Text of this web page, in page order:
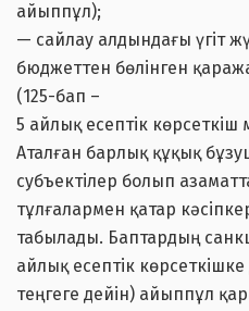
айыппұл);
— сайлау алдындағы үгіт
бюджеттен бөлінген
(125-бап –
5 айлық есептік
Аталған барлық құқық
субъектілер болып
тұлғалармен қатар
табылады. Баптардың
айлық есептік
теңгеге дейін) айыппұл